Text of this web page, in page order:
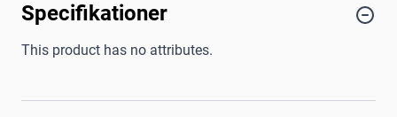
Specifikationer
This product has no attributes.